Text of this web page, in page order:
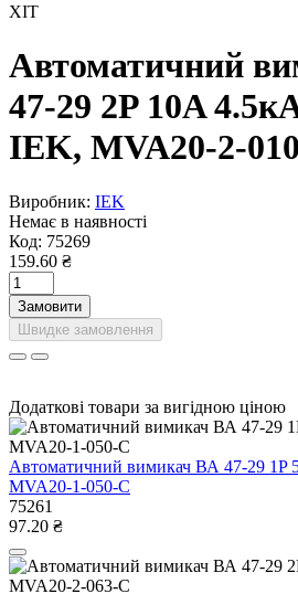
ХІТ
Автоматичний
47-29 2P 10A
IEK, MVA20-2-
Виробник: IEK
Немає в наявності
Код: 75269
159.60 ₴
Замовити
Швидке замовлення
Додаткові товари за вигідною ціною
Автоматичний вимикач ВА 47-29 1P
MVA20-1-050-C
75261
97.20 ₴